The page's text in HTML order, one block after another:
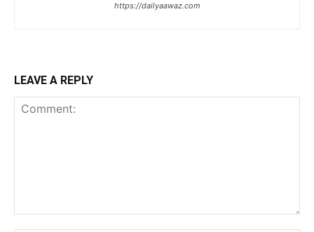
https://dailyaawaz.com
LEAVE A REPLY